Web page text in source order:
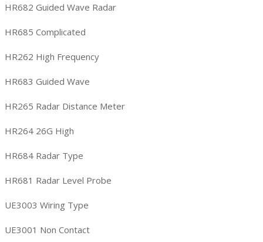
HR682 Guided Wave Radar
HR685 Complicated
HR262 High Frequency
HR683 Guided Wave
HR265 Radar Distance Meter
HR264 26G High
HR684 Radar Type
HR681 Radar Level Probe
UE3003 Wiring Type
UE3001 Non Contact